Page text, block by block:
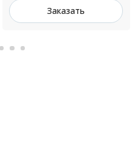
Заказать